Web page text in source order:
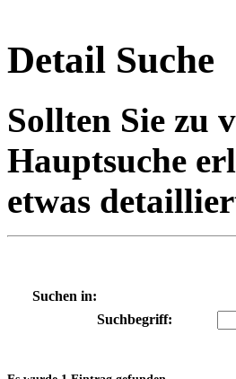
Detail Suche
Sollten Sie zu
Hauptsuche
etwas
Suchen in:
Suchbegriff: